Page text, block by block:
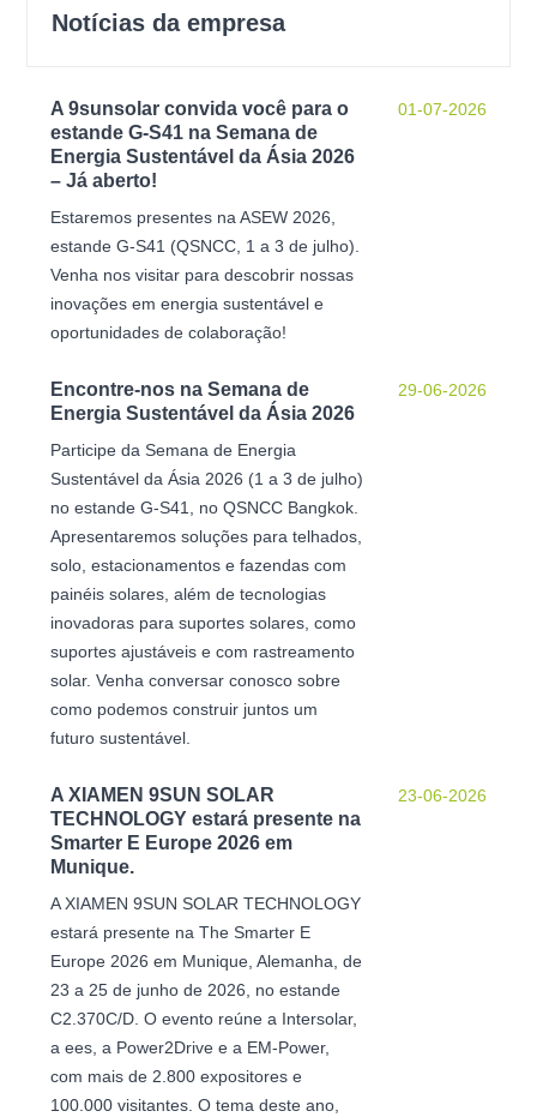
Notícias da empresa
01-07-2026
A 9sunsolar convida você para o
estande G-S41 na Semana de
Energia Sustentável da Ásia 2026
– Já aberto!
Estaremos presentes na ASEW 2026,
estande G-S41 (QSNCC, 1 a 3 de julho).
Venha nos visitar para descobrir nossas
inovações em energia sustentável e
oportunidades de colaboração!
29-06-2026
Encontre-nos na Semana de
Energia Sustentável da Ásia 2026
Participe da Semana de Energia
Sustentável da Ásia 2026 (1 a 3 de julho)
no estande G-S41, no QSNCC Bangkok.
Apresentaremos soluções para telhados,
solo, estacionamentos e fazendas com
painéis solares, além de tecnologias
inovadoras para suportes solares, como
suportes ajustáveis ​​e com rastreamento
solar. Venha conversar conosco sobre
como podemos construir juntos um
futuro sustentável.
23-06-2026
A XIAMEN 9SUN SOLAR
TECHNOLOGY estará presente na
Smarter E Europe 2026 em
Munique.
A XIAMEN 9SUN SOLAR TECHNOLOGY
estará presente na The Smarter E
Europe 2026 em Munique, Alemanha, de
23 a 25 de junho de 2026, no estande
C2.370C/D. O evento reúne a Intersolar,
a ees, a Power2Drive e a EM-Power,
com mais de 2.800 expositores e
100.000 visitantes. O tema deste ano,